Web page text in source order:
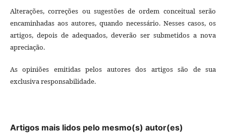
Alterações, correções ou sugestões de ordem conceitual serão
encaminhadas aos autores, quando necessário. Nesses casos, os
artigos, depois de adequados, deverão ser submetidos a nova
apreciação.
As opiniões emitidas pelos autores dos artigos são de sua
exclusiva responsabilidade.
Artigos mais lidos pelo mesmo(s) autor(es)